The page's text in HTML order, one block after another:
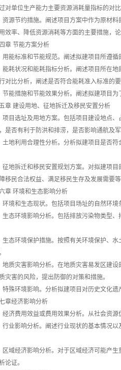
对单位生产能力主要资源消耗量指标的对
资源节约措施。阐述项目方案中作为原材
效率、降低资源消耗等方面的主要措施，
章 节能方案分析
用能标准和节能规范。阐述拟建项目所遵循
能耗状况和能耗指标分析。阐述项目所在
对比分析，阐述是否符合能耗准入标准的要
节能措施和节能效果分析。阐述拟建项目
章 建设用地、征地拆迁及移民安置分析
项目选址及用地方案。包括项目建设地点
是否有利于防洪和排涝，是否影响通航及军
土地利用合理性分析。分析拟建项目是否
征地拆迁和移民安置规划方案。对拟建项
移民合法权益、满足移民生存及发展需要等
章 环境和生态影响分析
环境和生态现状。包括项目场址的自然环
生态环境影响分析。包括排放污染物类型
生态环境保护措施。按照有关环境保护、
地质灾害影响分析。在地质灾害易发区建
灾害的风险，提出防御的对策和措施。
特殊环境影响。分析拟建项目对历史文化
章经济影响分析
经济费用效益或费用效果分析。从社会资
行业影响分析。阐述行业现状的基本情况
区域经济影响分析。对于区域经济可能产
论证。